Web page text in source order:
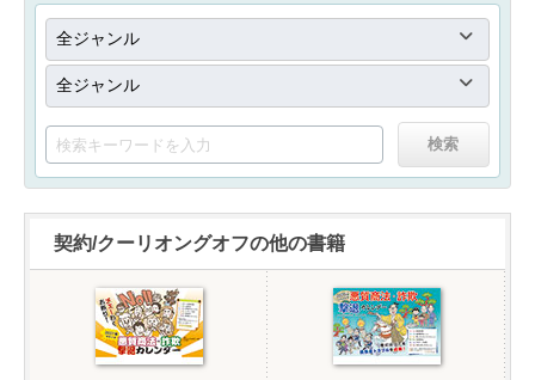
契約/クーリオングオフの他の書籍